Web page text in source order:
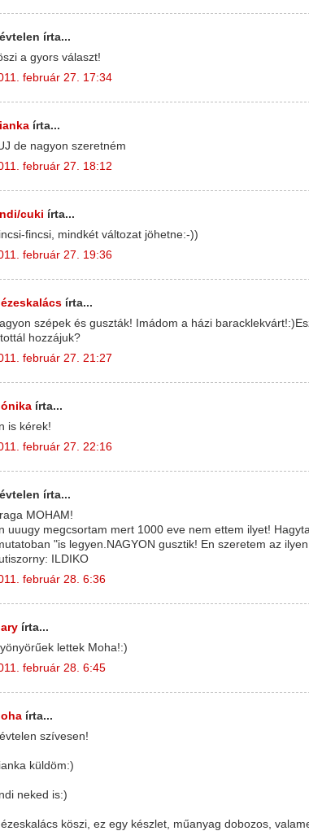
írta...
a gyors választ!
február 27. 17:34
írta...
de nagyon szeretném
február 27. 18:12
cuki írta...
fincsi, mindkét változat jöhetne:-))
február 27. 19:36
írta...
szépek és guszták! Imádom a házi
hozzájuk?
február 27. 21:27
írta...
is kérek!
február 27. 22:16
írta...
MOHAM!
uuugy megcsortam mert 1000 eve nem ettem ilyet!
"is legyen.NAGYON gusztik! En szeretem az
ILDIKO
február 28. 6:36
írta...
lettek Moha!:)
február 28. 6:45
írta...
szívesen!
küldöm:)
neked is:)
köszi, ez egy készlet, műanyag dobozos,